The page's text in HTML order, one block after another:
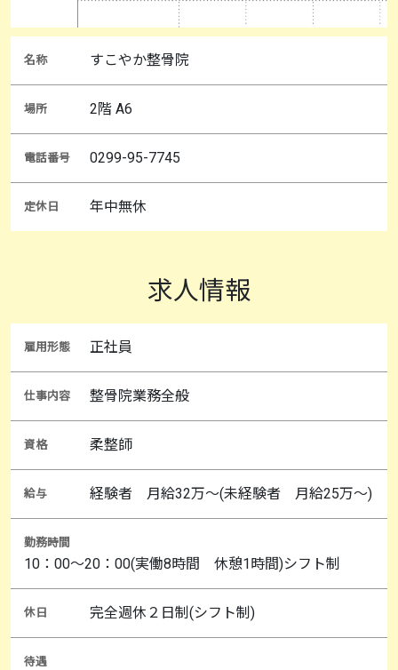
名称 すこやか整骨院
場所 2階 A6
電話番号 0299-95-7745
定休日 年中無休
求人情報
雇用形態 正社員
仕事内容 整骨院業務全般
資格 柔整師
給与 経験者 月給32万～(未経験者 月給25万～)
勤務時間
10：00～20：00(実働8時間 休憩1時間)シフト制
休日 完全週休２日制(シフト制)
待遇